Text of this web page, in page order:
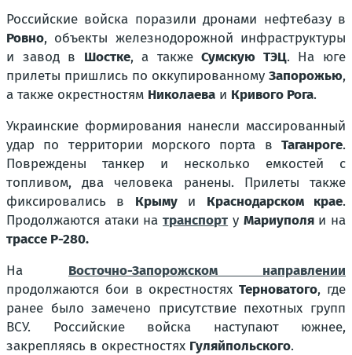
Российские войска поразили дронами нефтебазу в
Ровно, объекты железнодорожной инфраструктуры
и завод в Шостке, а такжеСумскую ТЭЦ. На юге
прилеты пришлись по оккупированному Запорожью,
а также окрестностям Николаева и Кривого Рога.
Украинские формирования нанесли массированный
удар по территории морского порта в Таганроге.
Повреждены танкер и несколько емкостей с
топливом, два человека ранены. Прилеты также
фиксировались в Крымуи Краснодарском крае.
Продолжаются атаки натранспорт у Мариуполяи на
трассе Р-280.
На Восточно-Запорожском направлении
продолжаются бои в окрестностяхТерноватого, где
ранее было замечено присутствие пехотных групп
ВСУ. Российские войска наступают южнее,
закрепляясь в окрестностях Гуляйпольского.